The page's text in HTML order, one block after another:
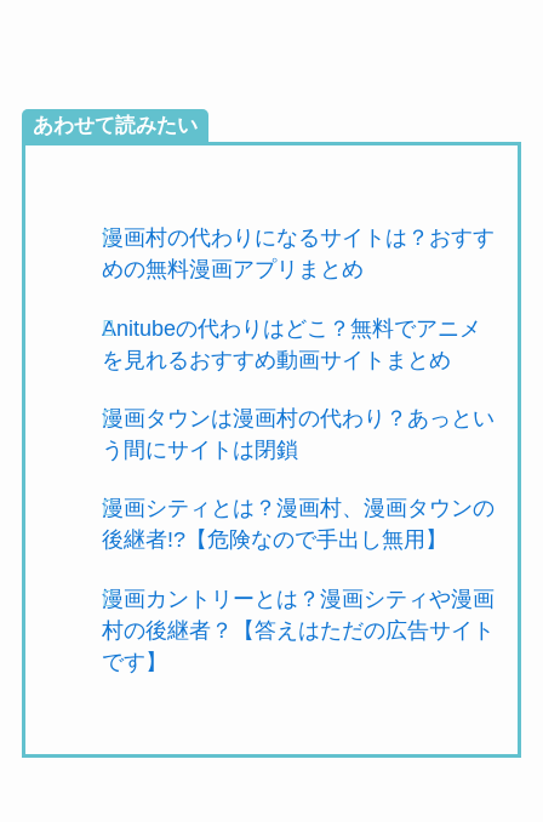
あわせて読みたい
漫画村の代わりになるサイトは？おすす
めの無料漫画アプリまとめ
Anitubeの代わりはどこ？無料でアニメ
を見れるおすすめ動画サイトまとめ
漫画タウンは漫画村の代わり？あっとい
う間にサイトは閉鎖
漫画シティとは？漫画村、漫画タウンの
後継者!?【危険なので手出し無用】
漫画カントリーとは？漫画シティや漫画
村の後継者？【答えはただの広告サイト
です】